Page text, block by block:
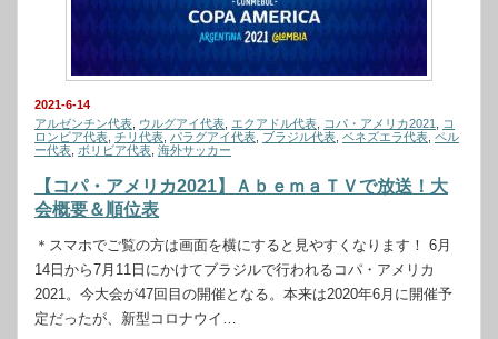
2021-6-14
アルゼンチン代表 ウルグアイ代表 エクアドル代表 コパ・アメリカ2021
コ
ロンビア代表 チリ代表 パラグアイ代表 ブラジル代表 ベネズエラ代表 ペル
ー代表 ボリビア代表 海外サッカー
【コパ・アメリカ2021】ＡｂｅｍａＴＶで放送！大
会概要＆順位表
＊スマホでご覧の方は画面を横にすると見やすくなります！ 6月
14日から7月11日にかけてブラジルで行われるコパ・アメリカ
2021。今大会が47回目の開催となる。本来は2020年6月に開催予
定だったが、新型コロナウイ…